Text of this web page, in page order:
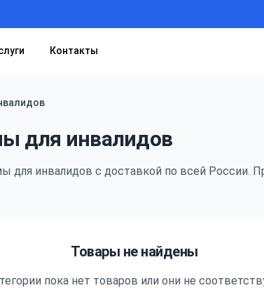
Контакты
для инвалидов
для инвалидов с доставкой по всей России.
Товары не найдены
пока нет товаров или они не